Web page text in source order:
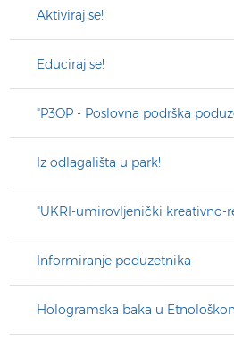
Aktiviraj se!
Educiraj se!
"P3OP - Poslovna podrška
Iz odlagališta u park!
"UKRI-umirovljenički kreativno-
Informiranje poduzetnika
Hologramska baka u